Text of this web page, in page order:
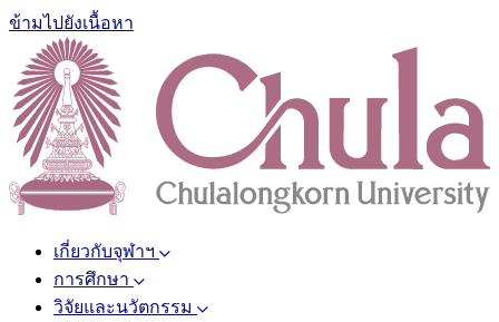
ข้ามไปยังเนื้อหา
เกี่ยวกับจุฬาฯ
การศึกษา
วิจัยและนวัตกรรม